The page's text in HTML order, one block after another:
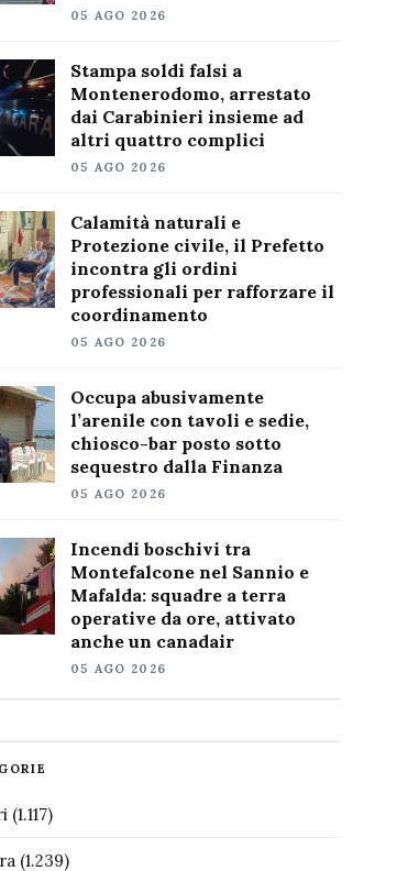
05 AGO 2026
Stampa soldi falsi a
Montenerodomo, arrestato
dai Carabinieri insieme ad
altri quattro complici
05 AGO 2026
Calamità naturali e
Protezione civile, il Prefetto
incontra gli ordini
professionali per rafforzare il
coordinamento
05 AGO 2026
Occupa abusivamente
l’arenile con tavoli e sedie,
chiosco-bar posto sotto
sequestro dalla Finanza
05 AGO 2026
Incendi boschivi tra
Montefalcone nel Sannio e
Mafalda: squadre a terra
operative da ore, attivato
anche un canadair
05 AGO 2026
(1.117)
(1.239)